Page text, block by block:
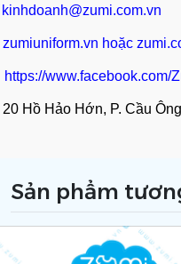
kinhdoanh@zumi.com.vn
zumiuniform.vn hoặc
https://www.facebook.com/
Hảo Hớn, P. Cầu Ông
Sản phẩm